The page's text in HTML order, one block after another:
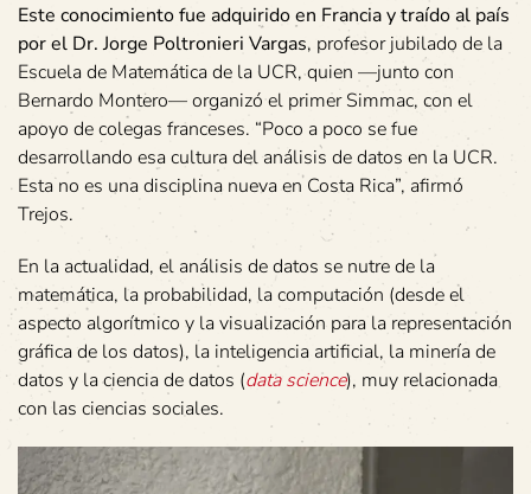
Este conocimiento fue adquirido en Francia y traído al país
por el Dr. Jorge Poltronieri Vargas, profesor jubilado de la
Escuela de Matemática de la UCR, quien —junto con
Bernardo Montero— organizó el primer Simmac, con el
apoyo de colegas franceses. “Poco a poco se fue
desarrollando esa cultura del análisis de datos en la UCR.
Esta no es una disciplina nueva en Costa Rica”, afirmó
Trejos.
En la actualidad, el análisis de datos se nutre de la
matemática, la probabilidad, la computación (desde el
aspecto algorítmico y la visualización para la representación
gráfica de los datos), la inteligencia artificial, la minería de
datos y la ciencia de datos (data science), muy relacionada
con las ciencias sociales.